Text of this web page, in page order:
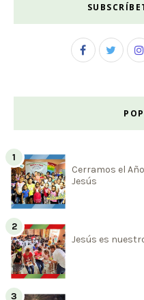
Cerramos el
Jesús
Jesús es